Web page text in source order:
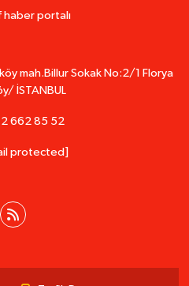
portalı
mah.Billur Sokak No:2/1 Florya
İSTANBUL
662 85 52
protected]